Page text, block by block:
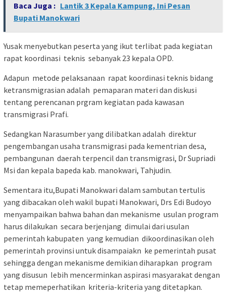
Baca Juga : Lantik 3 Kepala Kampung, Ini Pesan
Bupati Manokwari
Yusak menyebutkan peserta yang ikut terlibat pada kegiatan
rapat koordinasi teknis sebanyak 23 kepala OPD.
Adapun metode pelaksanaan rapat koordinasi teknis bidang
ketransmigrasian adalah pemaparan materi dan diskusi
tentang perencanan prgram kegiatan pada kawasan
transmigrasi Prafi.
Sedangkan Narasumber yang dilibatkan adalah direktur
pengembangan usaha transmigrasi pada kementrian desa,
pembangunan daerah terpencil dan transmigrasi, Dr Supriadi
Msi dan kepala bapeda kab. manokwari, Tahjudin.
Sementara itu,Bupati Manokwari dalam sambutan tertulis
yang dibacakan oleh wakil bupati Manokwari, Drs Edi Budoyo
menyampaikan bahwa bahan dan mekanisme usulan program
harus dilakukan secara berjenjang dimulai dari usulan
pemerintah kabupaten yang kemudian dikoordinasikan oleh
pemerintah provinsi untuk disampaiakn ke pemerintah pusat
sehingga dengan mekanisme demikian diharapkan program
yang disusun lebih mencerminkan aspirasi masyarakat dengan
tetap memeperhatikan kriteria-kriteria yang ditetapkan.